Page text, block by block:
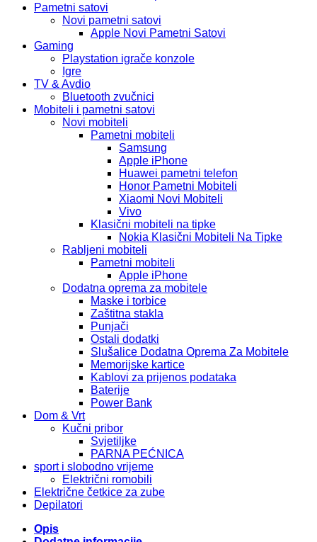
Pametni satovi
Novi pametni satovi
Apple Novi Pametni Satovi
Gaming
Playstation igrače konzole
Igre
TV & Avdio
Bluetooth zvučnici
Mobiteli i pametni satovi
Novi mobiteli
Pametni mobiteli
Samsung
Apple iPhone
Huawei pametni telefon
Honor Pametni Mobiteli
Xiaomi Novi Mobiteli
Vivo
Klasični mobiteli na tipke
Nokia Klasični Mobiteli Na Tipke
Rabljeni mobiteli
Pametni mobiteli
Apple iPhone
Dodatna oprema za mobitele
Maske i torbice
Zaštitna stakla
Punjači
Ostali dodatki
Slušalice Dodatna Oprema Za Mobitele
Memorijske kartice
Kablovi za prijenos podataka
Baterije
Power Bank
Dom & Vrt
Kučni pribor
Svjetiljke
PARNA PEĆNICA
sport i slobodno vrijeme
Električni romobili
Električne četkice za zube
Depilatori
Opis